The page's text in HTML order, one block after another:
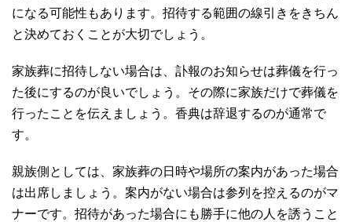
になる可能性もあります。招待する範囲の線引きをきちん
と決めておくことが大切でしょう。
家族葬に招待しない場合は、訃報のお知らせは葬儀を行っ
た後にするのが良いでしょう。その際に家族だけで葬儀を
行ったことを伝えましょう。香典は辞退するのが通常で
す。
親族側としては、家族葬の日時や場所の案内があった場合
は出席しましょう。案内がない場合は参列を控えるのがマ
ナーです。招待があった場合にも勝手に他の人を誘うこと